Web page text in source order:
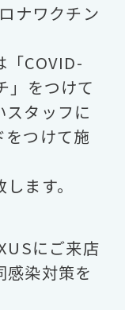
ナワクチン
「COVID-
をつけて
スタッフに
つけて施
ます。
にご来店
感染対策を